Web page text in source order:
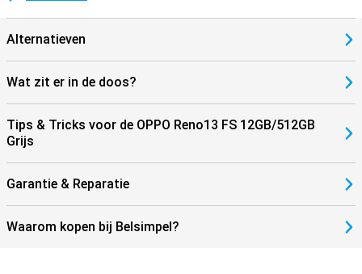
Alternatieven
Wat zit er in de doos?
Tips & Tricks voor de OPPO Reno13 FS 12GB/512GB
Grijs
Garantie & Reparatie
Waarom kopen bij Belsimpel?